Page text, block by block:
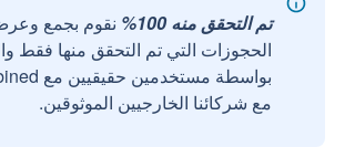
تم التحقق منه 100%
نقوم بجمع
الحجوزات التي تم التحقق منها فقط
مع شركائنا الخارجيين الموثوقين.